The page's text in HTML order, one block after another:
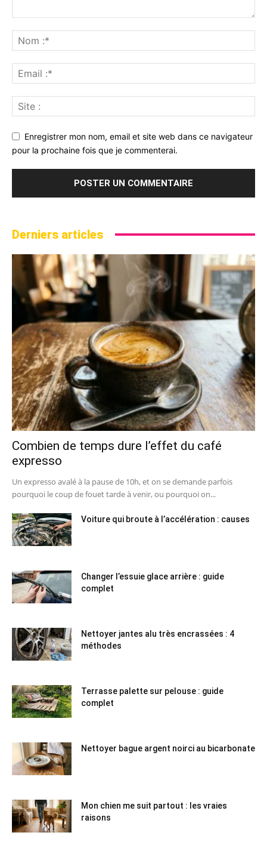
Enregistrer mon nom, email et site web dans ce navigateur
pour la prochaine fois que je commenterai.
Derniers articles
Combien de temps dure l’effet du café
expresso
Un expresso avalé à la pause de 10h, et on se demande parfois
pourquoi le coup de fouet tarde à venir, ou pourquoi on...
Voiture qui broute à l’accélération : causes
Changer l’essuie glace arrière : guide
complet
Nettoyer jantes alu très encrassées : 4
méthodes
Terrasse palette sur pelouse : guide
complet
Nettoyer bague argent noirci au bicarbonate
Mon chien me suit partout : les vraies
raisons